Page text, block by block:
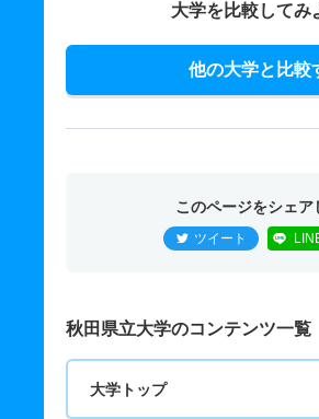
大学を比較してみ
他の大学と比較
このページをシェア
ツイート
秋田県立大学のコンテンツ一覧
大学トップ